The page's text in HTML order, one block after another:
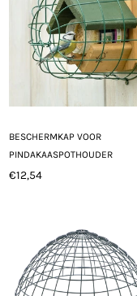
BESCHERMKAP VOOR
PINDAKAASPOTHOUDER
Normale
€12,54